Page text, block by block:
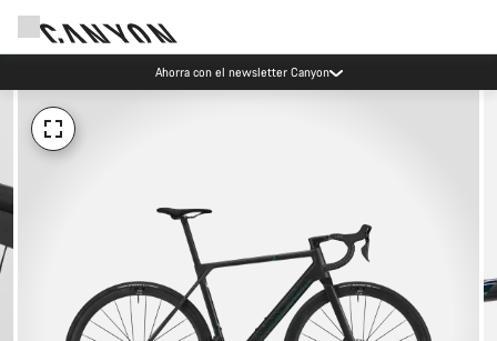
Ahorra con el newsletter Canyon